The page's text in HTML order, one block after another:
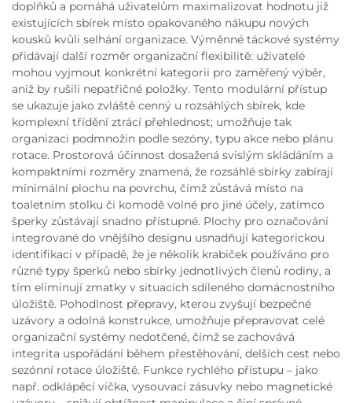
doplňků a pomáhá uživatelům maximalizovat hodnotu již
existujících sbírek místo opakovaného nákupu nových
kousků kvůli selhání organizace. Výměnné táckové systémy
přidávají další rozměr organizační flexibilitě: uživatelé
mohou vyjmout konkrétní kategorii pro zaměřený výběr,
aniž by rušili nepatřičné položky. Tento modulární přístup
se ukazuje jako zvláště cenný u rozsáhlých sbírek, kde
komplexní třídění ztrácí přehlednost; umožňuje tak
organizaci podmnožin podle sezóny, typu akce nebo plánu
rotace. Prostorová účinnost dosažená svislým skládáním a
kompaktními rozměry znamená, že rozsáhlé sbírky zabírají
minimální plochu na povrchu, čímž zůstává místo na
toaletním stolku či komodě volné pro jiné účely, zatímco
šperky zůstávají snadno přístupné. Plochy pro označování
integrované do vnějšího designu usnadňují kategorickou
identifikaci v případě, že je několik krabiček používáno pro
různé typy šperků nebo sbírky jednotlivých členů rodiny, a
tím eliminují zmatky v situacích sdíleného domácnostního
úložiště. Pohodlnost přepravy, kterou zvyšují bezpečné
uzávory a odolná konstrukce, umožňuje přepravovat celé
organizační systémy nedotčené, čímž se zachovává
integrita uspořádání během přestěhování, delších cest nebo
sezónní rotace úložiště. Funkce rychlého přístupu – jako
např. odklápěcí víčka, vysouvací zásuvky nebo magnetické